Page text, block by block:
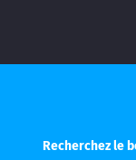
Recherchez le